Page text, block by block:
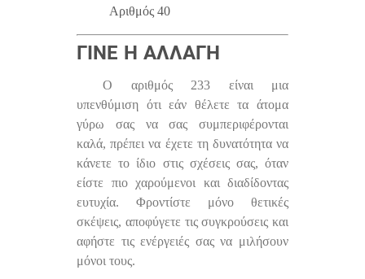
Αριθμός 40
ΓΊΝΕ Η ΑΛΛΑΓΉ
Ο αριθμός 233 είναι μια
υπενθύμιση ότι εάν θέλετε τα άτομα
γύρω σας να σας συμπεριφέρονται
καλά, πρέπει να έχετε τη δυνατότητα να
κάνετε το ίδιο στις σχέσεις σας, όταν
είστε πιο χαρούμενοι και διαδίδοντας
ευτυχία. Φροντίστε μόνο θετικές
σκέψεις, αποφύγετε τις συγκρούσεις και
αφήστε τις ενέργειές σας να μιλήσουν
μόνοι τους.